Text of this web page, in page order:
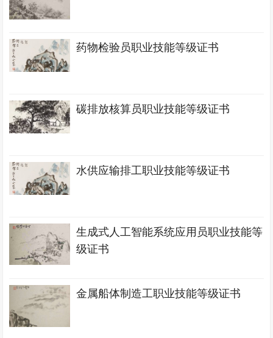
药物检验员职业技能等级证书
碳排放核算员职业技能等级证书
水供应输排工职业技能等级证书
生成式人工智能系统应用员职业技能等
级证书
金属船体制造工职业技能等级证书